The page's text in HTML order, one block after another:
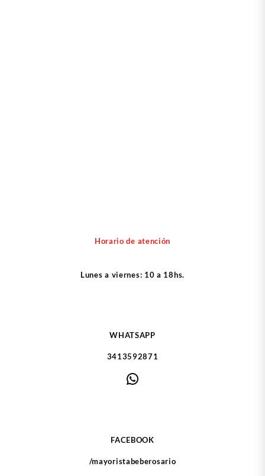
Horario de atención
Lunes a viernes: 10 a 18hs.
WHATSAPP
3413592871
WhatsApp
FACEBOOK
/mayoristabeberosario